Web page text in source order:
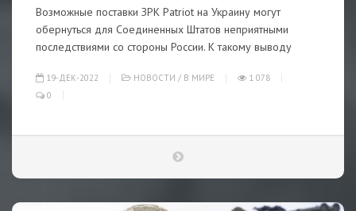
Возможные поставки ЗРК Patriot на Украину могут
обернуться для Соединенных Штатов неприятными
последствиями со стороны России. К такому выводу
19-ДЕК-2022 НОВОСТИ / В МИРЕ
1 078
0